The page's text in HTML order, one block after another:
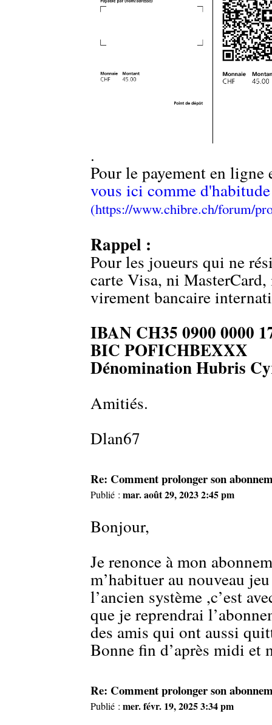
.
Pour le payement en
vous ici comme d'habitude
Rappel :
Pour les joueurs qui ne
carte Visa, ni
virement bancaire
IBAN CH35 0900 0000
BIC POFICHBEXXX
Dénomination Hubris
Amitiés.
Dlan67
Re: Comment prolonger son
Publié :mar. août 29, 2023 2:45 pm
Bonjour,
Je renonce à mon
m’habituer au nouveau
l’ancien système ,c’est
que je reprendrai
des amis qui ont aussi
Bonne fin d’après midi et
Re: Comment prolonger son
Publié :mer. févr. 19, 2025 3:34 pm